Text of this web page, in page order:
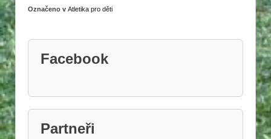
Označeno v Atletika pro děti
Facebook
Partneři